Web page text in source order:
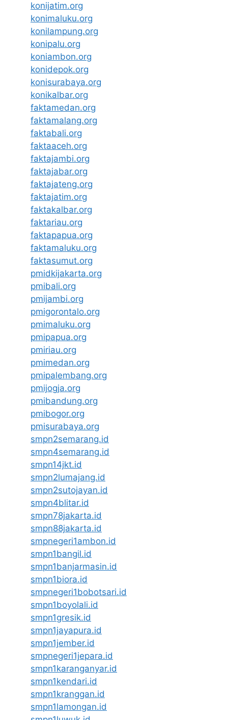
konijatim.org
konimaluku.org
konilampung.org
konipalu.org
koniambon.org
konidepok.org
konisurabaya.org
konikalbar.org
faktamedan.org
faktamalang.org
faktabali.org
faktaaceh.org
faktajambi.org
faktajabar.org
faktajateng.org
faktajatim.org
faktakalbar.org
faktariau.org
faktapapua.org
faktamaluku.org
faktasumut.org
pmidkijakarta.org
pmibali.org
pmijambi.org
pmigorontalo.org
pmimaluku.org
pmipapua.org
pmiriau.org
pmimedan.org
pmipalembang.org
pmijogja.org
pmibandung.org
pmibogor.org
pmisurabaya.org
smpn2semarang.id
smpn4semarang.id
smpn14jkt.id
smpn2lumajang.id
smpn2sutojayan.id
smpn4blitar.id
smpn78jakarta.id
smpn88jakarta.id
smpnegeri1ambon.id
smpn1bangil.id
smpn1banjarmasin.id
smpn1biora.id
smpnegeri1bobotsari.id
smpn1boyolali.id
smpn1gresik.id
smpn1jayapura.id
smpn1jember.id
smpnegeri1jepara.id
smpn1karanganyar.id
smpn1kendari.id
smpn1kranggan.id
smpn1lamongan.id